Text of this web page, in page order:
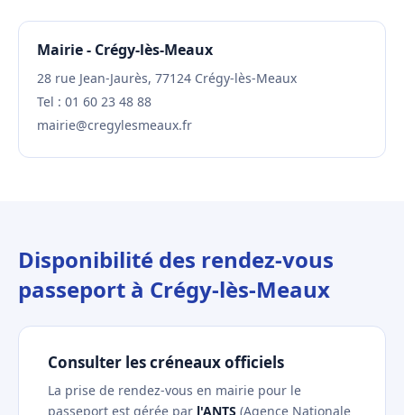
Mairie - Crégy-lès-Meaux
28 rue Jean-Jaurès, 77124 Crégy-lès-Meaux
Tel : 01 60 23 48 88
mairie@cregylesmeaux.fr
Disponibilité des rendez-vous
passeport à Crégy-lès-Meaux
Consulter les créneaux officiels
La prise de rendez-vous en mairie pour le
passeport est gérée par l'ANTS (Agence Nationale